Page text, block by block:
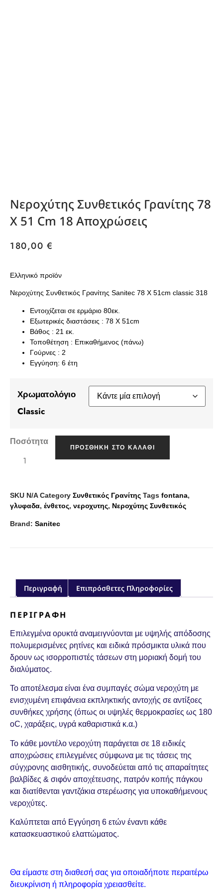
Νεροχύτης Συνθετικός Γρανίτης 78
X 51 Cm 18 Αποχρώσεις
180,00€
Ελληνικό προϊόν
Νεροχύτης Συνθετικός Γρανίτης Sanitec 78 X 51cm classic 318
Εντοιχίζεται σε ερμάριο 80εκ.
Εξωτερικές διαστάσεις : 78 X 51cm
Βάθος : 21 εκ.
Τοποθέτηση : Επικαθήμενος (πάνω)
Γούρνες : 2
Εγγύηση: 6 έτη
Χρωματολόγιο
Classic
Ποσότητα
ΠΡΟΣΘΉΚΗ ΣΤΟ ΚΑΛΆΘΙ
SKU N/ACategory Συνθετικός Γρανίτης Tags fontana,
γλυφαδα, ένθετος, νεροχυτης, Νεροχύτης Συνθετικός
Brand: Sanitec
Περιγραφή Επιπρόσθετες Πληροφορίες
ΠΕΡΙΓΡΑΦΉ
Επιλεγμένα ορυκτά αναμειγνύονται με υψηλής απόδοσης
πολυμερισμένες ρητίνες και ειδικά πρόσμικτα υλικά που
δρουν ως ισορροπιστές τάσεων στη μοριακή δομή του
διαλύματος.
Το αποτέλεσμα είναι ένα συμπαγές σώμα νεροχύτη με
ενισχυμένη επιφάνεια εκπληκτικής αντοχής σε αντίξοες
συνθήκες χρήσης (όπως οι υψηλές θερμοκρασίες ως 180
oC, χαράξεις, υγρά καθαριστικά κ.α.)
Το κάθε μοντέλο νεροχύτη παράγεται σε 18 ειδικές
αποχρώσεις επιλεγμένες σύμφωνα με τις τάσεις της
σύγχρονης αισθητικής, συνοδεύεται από τις απαραίτητες
βαλβίδες & σιφόν αποχέτευσης, πατρόν κοπής πάγκου
και διατίθενται γαντζάκια στερέωσης για υποκαθήμενους
νεροχύτες.
Καλύπτεται από Εγγύηση 6 ετών έναντι κάθε
κατασκευαστικού ελαττώματος.
Θα είμαστε στη διαθεσή σας για οποιαδήποτε περαιτέρω
διευκρίνιση ή πληροφορία χρειασθείτε.